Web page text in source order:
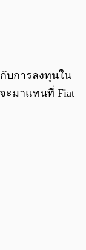
บการลงทุนใน
ะมาแทนที่ Fiat